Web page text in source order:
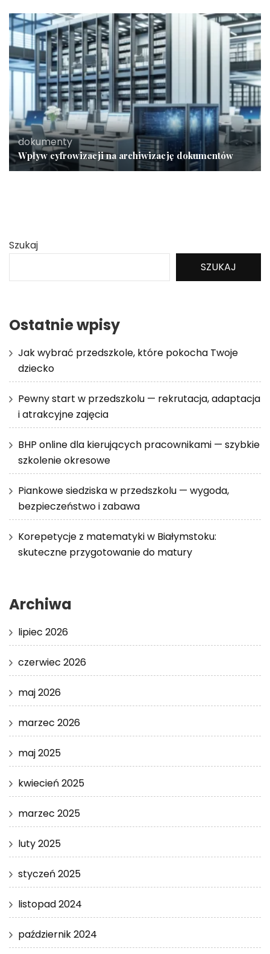
dokumenty
Wpływ cyfrowizacji na archiwizację dokumentów
Szukaj
SZUKAJ
Ostatnie wpisy
Jak wybrać przedszkole, które pokocha Twoje
dziecko
Pewny start w przedszkolu — rekrutacja, adaptacja
i atrakcyjne zajęcia
BHP online dla kierujących pracownikami — szybkie
szkolenie okresowe
Piankowe siedziska w przedszkolu — wygoda,
bezpieczeństwo i zabawa
Korepetycje z matematyki w Białymstoku:
skuteczne przygotowanie do matury
Archiwa
lipiec 2026
czerwiec 2026
maj 2026
marzec 2026
maj 2025
kwiecień 2025
marzec 2025
luty 2025
styczeń 2025
listopad 2024
październik 2024